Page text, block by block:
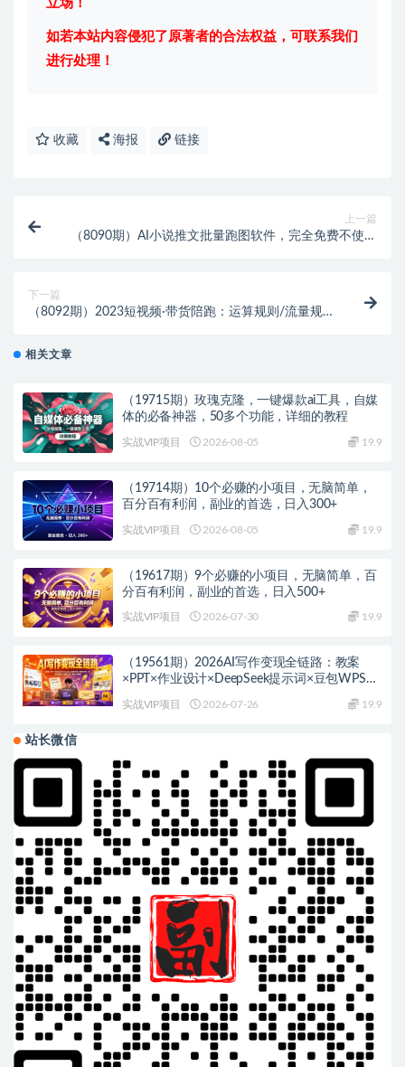
立场！
如若本站内容侵犯了原著者的合法权益，可联系我们
进行处理！
收藏 海报 链接
上一篇
（8090期）AI小说推文批量跑图软件，完全免费不使用
下一篇
（8092期）2023短视频·带货陪跑：运算规则/流量规
相关文章
（19715期）玫瑰克隆，一键爆款ai工具，自媒
体的必备神器，50多个功能，详细的教程
实战VIP项目 2026-08-05 19.9
（19714期）10个必赚的小项目，无脑简单，
百分百有利润，副业的首选，日入300+
实战VIP项目 2026-08-05 19.9
（19617期）9个必赚的小项目，无脑简单，百
分百有利润，副业的首选，日入500+
实战VIP项目 2026-07-30 19.9
（19561期）2026AI写作变现全链路：教案
×PPT×作业设计×DeepSeek提示词×豆包WPS
实战VIP项目 2026-07-26 19.9
站长微信